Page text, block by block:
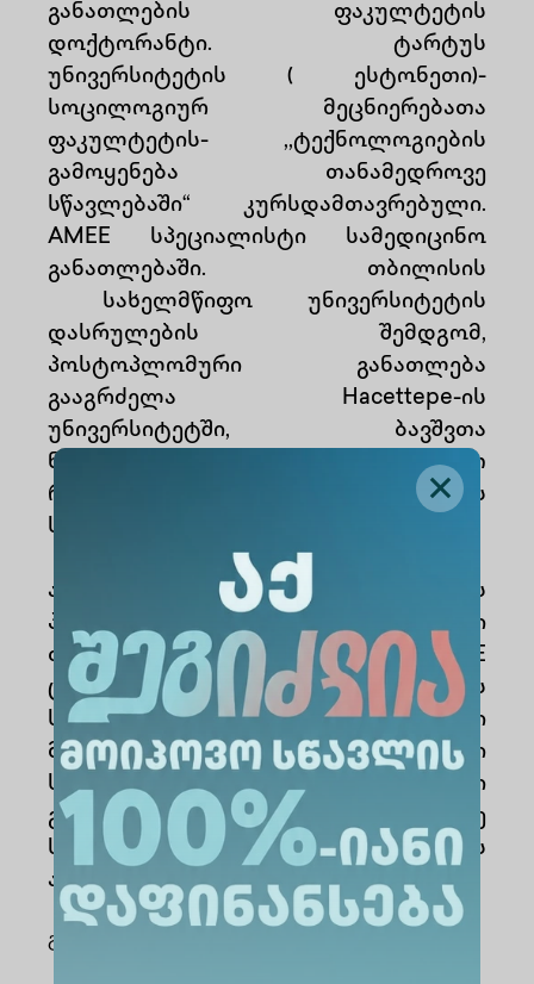
განათლების ფაკულტეტის
დოქტორანტი. ტარტუს
უნივერსიტეტის ( ესტონეთი)-
სოცილოგიურ მეცნიერებათა
ფაკულტეტის- ,,ტექნოლოგიების
გამოყენება თანამედროვე
სწავლებაში“ კურსდამთავრებული.
AMEE სპეციალისტი სამედიცინო
განათლებაში. თბილისის
სახელმწიფო უნივერსიტეტის
დასრულების შემდგომ,
პოსტოპლომური განათლება
გააგრძელა Hacettepe-ის
უნივერსიტეტში, ბავშვთა
ნევროლოგიის მიმართულებით
როგორც თურქეთის რესპუბლიკის
სტიპენდიანტმა.
ალტე უნივერსიტეტში მას აქვს
პროფესორის აკადემიური
თანამდებობა, ასევე არის OSCE
ცენტრის მენეჯერი. თამარს
საგანმანათლებლო სფეროში
მოღვაწეობისა და უნივერსიტეტში
სწავლების 10 წელზე მეტი
გამოცდილება აქვს. არის რამდენიმე
სამეცნიერო კვლევისა და სტატიის
ავტორი.
გაზიარება